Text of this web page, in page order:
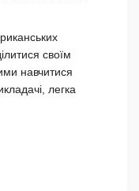
своїм
навчитися
легка